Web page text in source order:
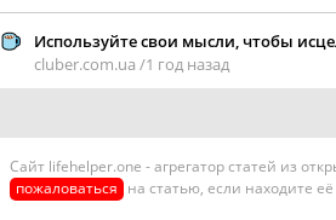
Используйте свои мысли, чтобы
cluber.com.ua /1 год назад
Сайт lifehelper.one - агрегатор статей из
пожаловаться на статью, если находите